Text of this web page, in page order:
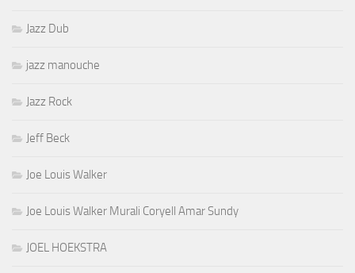
Jazz Dub
jazz manouche
Jazz Rock
Jeff Beck
Joe Louis Walker
Joe Louis Walker Murali Coryell Amar Sundy
JOEL HOEKSTRA